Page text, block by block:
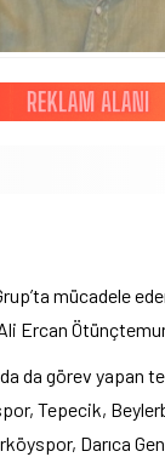
mücadele
Ercan
da görev yapan
Tepecik,
Darıca